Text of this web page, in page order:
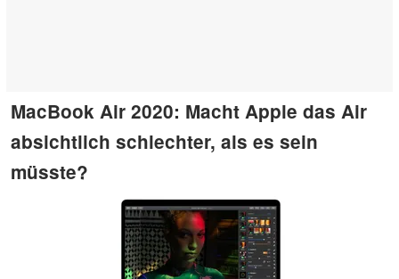
MacBook Air 2020: Macht Apple das Air
absichtlich schlechter, als es sein
müsste?